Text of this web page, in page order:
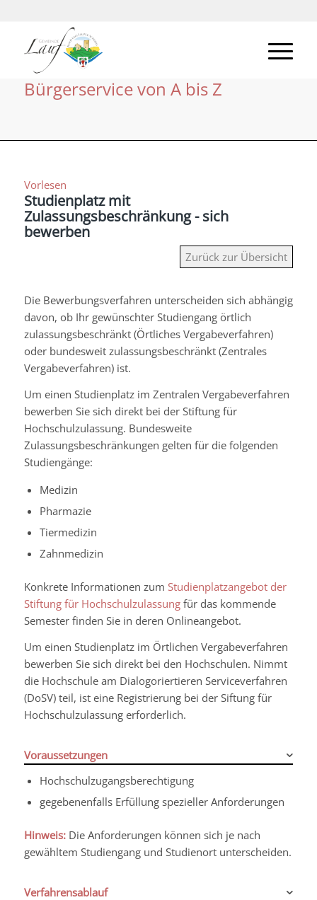
Bürgerservice von A bis Z
Vorlesen
Studienplatz mit
Zulassungsbeschränkung - sich
bewerben
Zurück zur Übersicht
Die Bewerbungsverfahren unterscheiden sich abhängig
davon, ob Ihr gewünschter Studiengang örtlich
zulassungsbeschränkt (Örtliches Vergabeverfahren)
oder bundesweit zulassungsbeschränkt (Zentrales
Vergabeverfahren) ist.
Um einen Studienplatz im Zentralen Vergabeverfahren
bewerben Sie sich direkt bei der Stiftung für
Hochschulzulassung. Bundesweite
Zulassungsbeschränkungen gelten für die folgenden
Studiengänge:
Medizin
Pharmazie
Tiermedizin
Zahnmedizin
Konkrete Informationen zum Studienplatzangebot der
Stiftung für Hochschulzulassungfür das kommende
Semester finden Sie in deren Onlineangebot.
Um einen Studienplatz im Örtlichen Vergabeverfahren
bewerben Sie sich direkt bei den Hochschulen. Nimmt
die Hochschule am Dialogoriertieren Serviceverfahren
(DoSV) teil, ist eine Registrierung bei der Siftung für
Hochschulzulassung erforderlich.
Voraussetzungen
Hochschulzugangsberechtigung
gegebenenfalls Erfüllung spezieller Anforderungen
Hinweis:Die Anforderungen können sich je nach
gewähltem Studiengang und Studienort unterscheiden.
Verfahrensablauf